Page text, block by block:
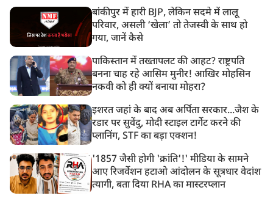
बांकीपुर में हारी BJP, लेकिन सदमे में लालू
परिवार, असली ‘खेला’ तो तेजस्वी के साथ हो
गया, जानें कैसे
पाकिस्तान में तख्तापलट की आहट? राष्ट्रपति
बनना चाह रहे आसिम मुनीर! आखिर मोहसिन
नकवी को ही क्यों बनाया मोहरा?
इशरत जहां के बाद अब अर्पिता सरकार...जैश के
रडार पर सुवेंदु, मोदी स्टाइल टार्गेट करने की
प्लानिंग, STF का बड़ा एक्शन!
'1857 जैसी होगी 'क्रांति'!' मीडिया के सामने
आए रिजर्वेशन हटाओ आंदोलन के सूत्रधार वेदांश
त्यागी, बता दिया RHA का मास्टरप्लान